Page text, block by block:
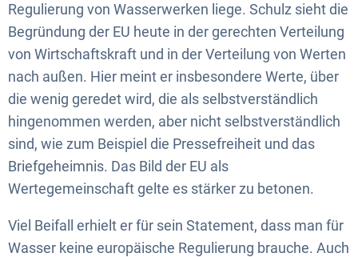
Regulierung von Wasserwerken liege. Schulz sieht die
Begründung der EU heute in der gerechten Verteilung
von Wirtschaftskraft und in der Verteilung von Werten
nach außen. Hier meint er insbesondere Werte, über
die wenig geredet wird, die als selbstverständlich
hingenommen werden, aber nicht selbstverständlich
sind, wie zum Beispiel die Pressefreiheit und das
Briefgeheimnis. Das Bild der EU als
Wertegemeinschaft gelte es stärker zu betonen.
Viel Beifall erhielt er für sein Statement, dass man für
Wasser keine europäische Regulierung brauche. Auch